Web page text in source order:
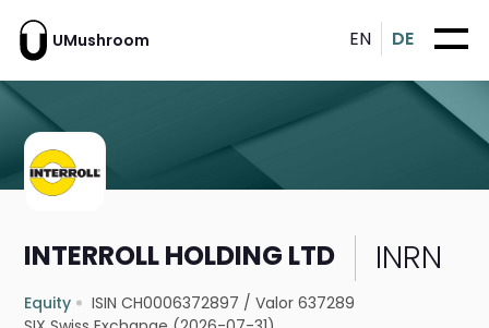
UMushroom EN DE
INTERROLL HOLDING LTD INRN
Equity ISIN CH0006372897 /Valor 637289